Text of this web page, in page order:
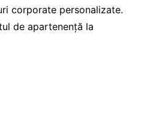
corporate personalizate.
de apartenență la